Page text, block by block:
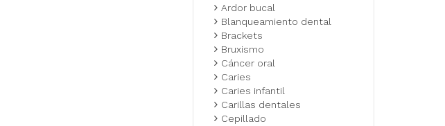
Ardor bucal
Blanqueamiento dental
Brackets
Bruxismo
Cáncer oral
Caries
Caries infantil
Carillas dentales
Cepillado